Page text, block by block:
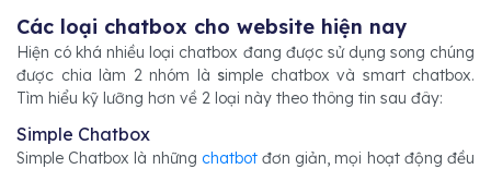
Các loại chatbox cho website hiện nay
Hiện có khá nhiều loại chatbox đang được sử dụng song chúng
được chia làm 2 nhóm là simple chatbox và smart chatbox.
Tìm hiểu kỹ lưỡng hơn về 2 loại này theo thông tin sau đây:
Simple Chatbox
Simple Chatbox là những chatbot đơn giản, mọi hoạt động đều